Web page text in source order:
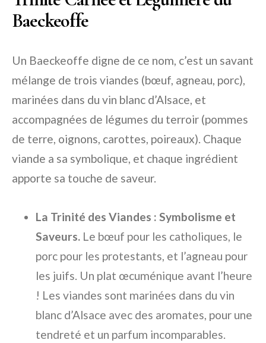
Baeckeoffe
Un Baeckeoffe digne de ce nom, c’est un savant
mélange de trois viandes (bœuf, agneau, porc),
marinées dans du vin blanc d’Alsace, et
accompagnées de légumes du terroir (pommes
de terre, oignons, carottes, poireaux). Chaque
viande a sa symbolique, et chaque ingrédient
apporte sa touche de saveur.
La Trinité des Viandes : Symbolisme et
Saveurs. Le bœuf pour les catholiques, le
porc pour les protestants, et l’agneau pour
les juifs. Un plat œcuménique avant l’heure
! Les viandes sont marinées dans du vin
blanc d’Alsace avec des aromates, pour une
tendreté et un parfum incomparables.